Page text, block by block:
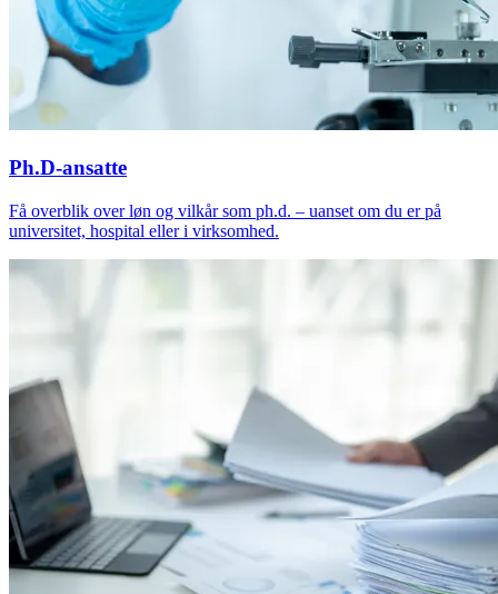
Ph.D-ansatte
Få overblik over løn og vilkår som ph.d. – uanset om du er på
universitet, hospital eller i virksomhed.